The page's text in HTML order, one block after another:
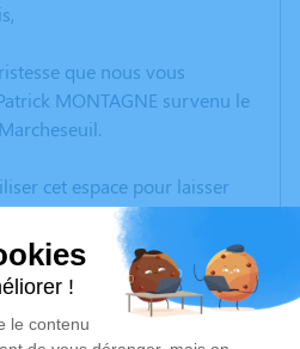
que nous vous
MONTAGNE survenu le
cet espace pour laisser
des photos souvenirs, une
pensées à travers des
endroit est un lieu
la mémoire de Patrick